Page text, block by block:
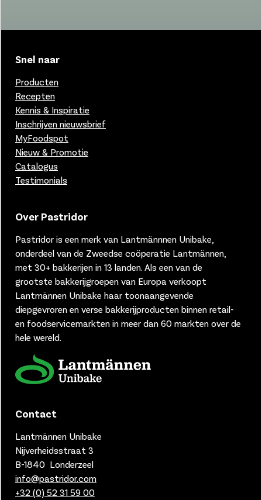
Snel naar
Producten
Recepten
Kennis & Inspiratie
Inschrijven nieuwsbrief
MyFoodspot
Nieuw & Promotie
Catalogus
Testimonials
Over Pastridor
Pastridor is een merk van Lantmännnen Unibake,
onderdeel van de Zweedse coöperatie Lantmännen,
met 30+ bakkerijen in 13 landen. Als een van de
grootste bakkerijgroepen van Europa verkoopt
Lantmännen Unibake haar toonaangevende
diepgevroren en verse bakkerijproducten binnen retail-
en foodservicemarkten in meer dan 60 markten over de
hele wereld.
Contact
Lantmännen Unibake
Nijverheidsstraat 3
B-1840 Londerzeel
info@pastridor.com
+32 (0) 52 31 59 00